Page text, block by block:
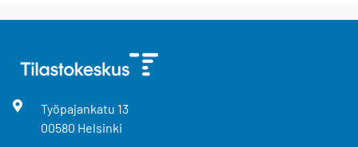
Työpajankatu 13
00580 Helsinki